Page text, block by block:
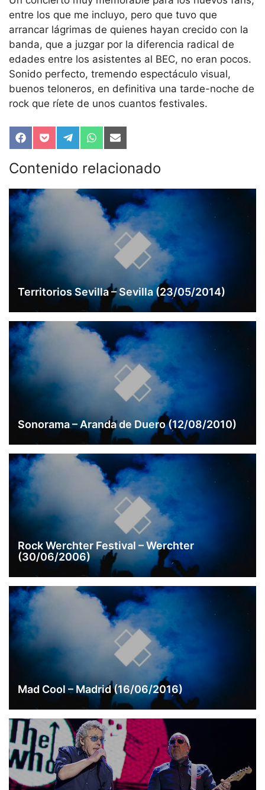
entre los que me incluyo, pero que tuvo que
arrancar lágrimas de quienes hayan crecido con la
banda, que a juzgar por la diferencia radical de
edades entre los asistentes al BEC, no eran pocos.
Sonido perfecto, tremendo espectáculo visual,
buenos teloneros, en definitiva una tarde-noche de
rock que ríete de unos cuantos festivales.
Compartir
en
Facebook
Compartir
en
Pocket
Compartir
en
Telegram
Compartir
en
WhatsApp
Compartir
en
Email
Contenido relacionado
Territorios Sevilla – Sevilla (23/05/2014)
Sonorama – Aranda de Duero (12/08/2010)
Rock Werchter Festival – Werchter
(30/06/2006)
Mad Cool – Madrid (16/06/2016)